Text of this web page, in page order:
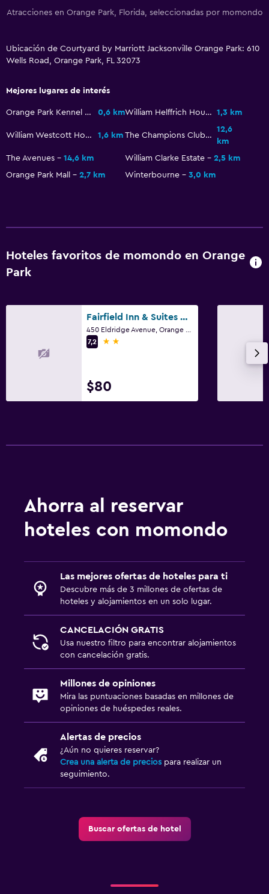
Baño
Aseo
Plancha y tabla de planchar
Comidas para niños
Terraza/patio
Habitación
Almohada de plumas
Perchero
Escritorio
Gimnasio
Piscina
Atracciones en Orange Park, Florida, seleccionadas por momondo
Ubicación de Courtyard by Marriott Jacksonville Orange Park: 610
Wells Road, Orange Park, FL 32073
Mejores lugares de interés
Orange Park Kennel Club 0,6 km William Helffrich House 1,3 km
William Westcott House 1,6 km The Champions Club at Julington Creek
12,6
km
The Avenues
14,6 km William Clarke Estate
2,5 km
Orange Park Mall
2,7 km Winterbourne 3,0 km
Hoteles favoritos de momondo en Orange
Park
Fairfield Inn & Suites by Marriott Jacksonville Orange Park
7,2
2 estrellas
$80
Ahorra al reservar
hoteles con momondo
Las mejores ofertas de hoteles para ti
Descubre más de 3 millones de ofertas de
hoteles y alojamientos en un solo lugar.
CANCELACIÓN GRATIS
Usa nuestro filtro para encontrar alojamientos
con cancelación gratis.
Millones de opiniones
Mira las puntuaciones basadas en millones de
opiniones de huéspedes reales.
Alertas de precios
¿Aún no quieres reservar?
Crea una alerta de precios para realizar un
seguimiento.
Buscar ofertas de hotel